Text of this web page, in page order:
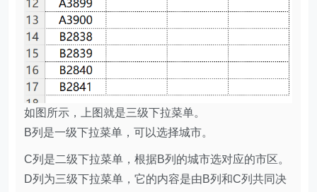
如图所示，上图就是三级下拉菜单。
B列是一级下拉菜单，可以选择城市。
C列是二级下拉菜单，根据B列的城市选对应的市区。
D列为三级下拉菜单，它的内容是由B列和C列共同决